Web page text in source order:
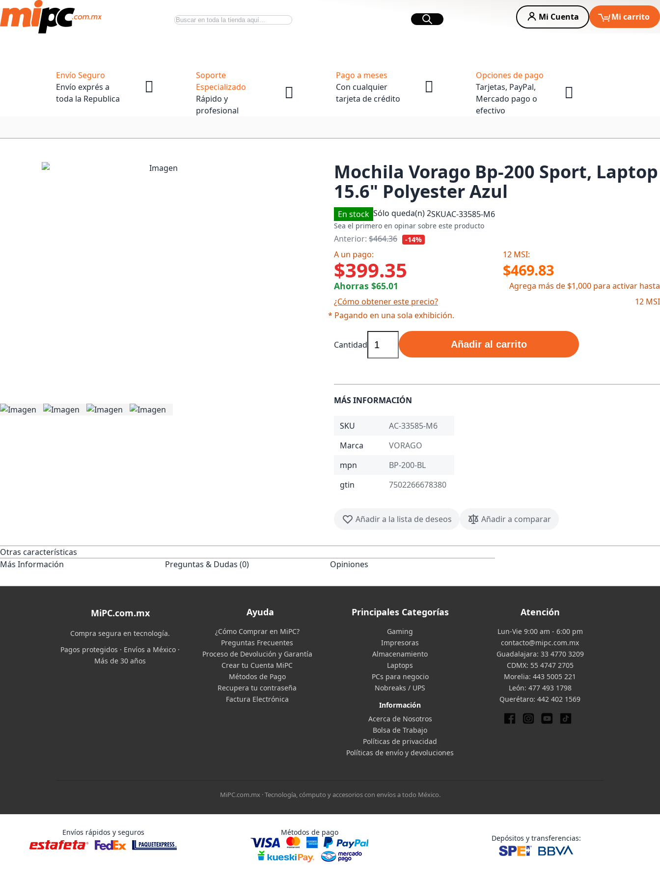
Buscar Buscar
Mi Cuenta Mi carrito
Envío Seguro
Envío exprés a
toda la Republica
Soporte
Especializado
Rápido y
profesional
Pago a meses
Con cualquier
tarjeta de crédito
Opciones de pago
Tarjetas, PayPal,
Mercado pago o
efectivo
Mochila Vorago Bp-200 Sport, Laptop
15.6" Polyester Azul
En stock Sólo queda(n)2SKUAC-33585-M6
Sea el primero en opinar sobre este producto
Anterior: $464.36 -14%
A un pago: 12 MSI:
$399.35 $469.83
Ahorras $65.01
¿Cómo obtener este precio?
* Pagando en una sola exhibición.
Agrega más de $1,000 para activar hasta
12 MSI
Cantidad Añadir al carrito
MÁS INFORMACIÓN
SKU
AC-33585-M6
Marca
VORAGO
mpn
BP-200-BL
gtin
7502266678380
Añadir a la lista de deseos Añadir a comparar
Otras características
Más Información
Preguntas & Dudas (0) Opiniones
MiPC.com.mx
Compra segura en tecnología.
Pagos protegidos · Envíos a México ·
Más de 30 años
Ayuda
¿Cómo Comprar en MiPC?
Preguntas Frecuentes
Proceso de Devolución y Garantía
Crear tu Cuenta MiPC
Métodos de Pago
Recupera tu contraseña
Factura Electrónica
Principales Categorías
Gaming
Impresoras
Almacenamiento
Laptops
PCs para negocio
Nobreaks / UPS
Información
Acerca de Nosotros
Bolsa de Trabajo
Políticas de privacidad
Políticas de envío y devoluciones
Atención
Lun-Vie 9:00 am - 6:00 pm
contacto@mipc.com.mx
Guadalajara: 33 4770 3209
CDMX: 55 4747 2705
Morelia: 443 5005 221
León: 477 493 1798
Querétaro: 442 402 1569
MiPC.com.mx · Tecnología, cómputo y accesorios con envíos a todo México.
Envíos rápidos y seguros Métodos de pago
Depósitos y transferencias: